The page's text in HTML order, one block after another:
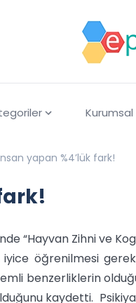
Kurumsal
yapan %4’lük fark!
“Hayvan Zihni ve
öğrenilmesi
benzerliklerin
kaydetti.